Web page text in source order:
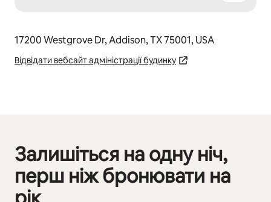
17200 Westgrove Dr, Addison, TX 75001, USA
Відвідати вебсайт адміністрації будинку
Залишіться на одну ніч,
перш ніж бронювати на
Відображаються 0 з 0